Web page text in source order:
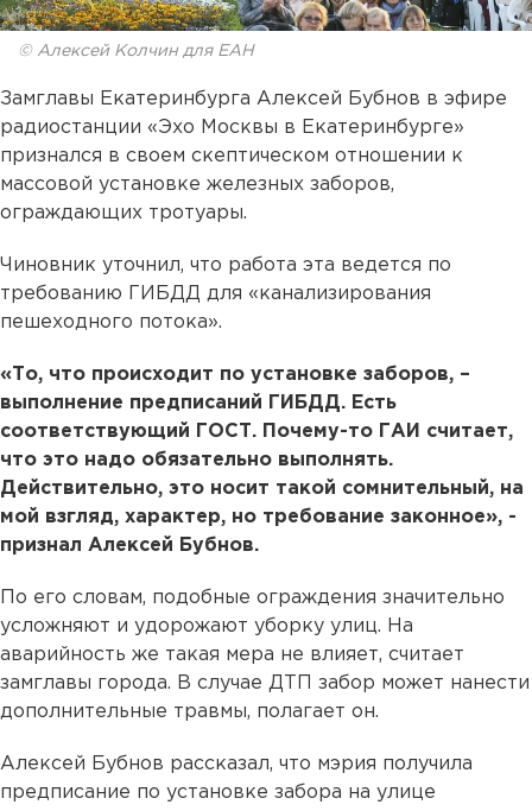
© Алексей Колчин для ЕАН
Замглавы Екатеринбурга Алексей Бубнов в эфире
радиостанции «Эхо Москвы в Екатеринбурге»
признался в своем скептическом отношении к
массовой установке железных заборов,
ограждающих тротуары.
Чиновник уточнил, что работа эта ведется по
требованию ГИБДД для «канализирования
пешеходного потока».
«То, что происходит по установке заборов, –
выполнение предписаний ГИБДД. Есть
соответствующий ГОСТ. Почему-то ГАИ считает,
что это надо обязательно выполнять.
Действительно, это носит такой сомнительный, на
мой взгляд, характер, но требование законное», -
признал Алексей Бубнов.
По его словам, подобные ограждения значительно
усложняют и удорожают уборку улиц. На
аварийность же такая мера не влияет, считает
замглавы города. В случае ДТП забор может нанести
дополнительные травмы, полагает он.
Алексей Бубнов рассказал, что мэрия получила
предписание по установке забора на улице